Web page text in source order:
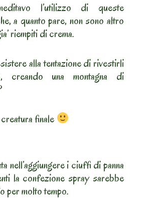
l’utilizzo di queste
a quanto pare, non sono altro
riempiti di crema.
alla tentazione di rivestirli
creando una montagna di
finale
nell’aggiungere i ciuffi di panna
la confezione spray sarebbe
per molto tempo.